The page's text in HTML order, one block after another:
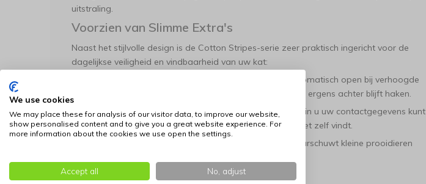
uitstraling.
Voorzien van Slimme Extra's
Naast het stijlvolle design is de Cotton Stripes-serie zeer praktisch ingericht voor de
dagelijkse veiligheid en vindbaarheid van uw kat:
De speciale sluiting springt automatisch open bij verhoogde
spanning, zodat uw kat zichzelf kan bevrijden als hij ergens achter blijft haken.
Adreshangertje:Inclusief een handig kokertje waarin u uw contactgegevens kunt
bewaren voor het geval uw kat de weg naar huis niet zelf vindt.
Helpt u uw kat in huis te lokaliseren en waarschuwt kleine prooidieren
Pasvorm en Duurzaamheid
We use cookies
We may place these for analysis of our visitor data, to improve our website,
show personalised content and to give you a great website experience. For
more information about the cookies we use open the settings.
Accept all No, adjust